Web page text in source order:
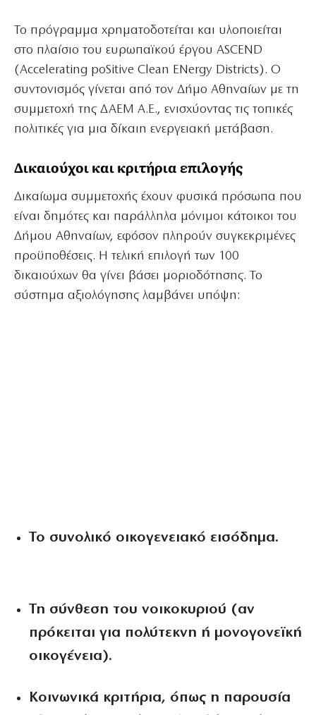
Το πρόγραμμα χρηματοδοτείται και υλοποιείται
στο πλαίσιο του ευρωπαϊκού έργου ASCEND
(Accelerating poSitive Clean ENergy Districts). Ο
συντονισμός γίνεται από τον Δήμο Αθηναίων με τη
συμμετοχή της ΔΑΕΜ Α.Ε., ενισχύοντας τις τοπικές
πολιτικές για μια δίκαιη ενεργειακή μετάβαση.
Δικαιούχοι και κριτήρια επιλογής
Δικαίωμα συμμετοχής έχουν φυσικά πρόσωπα που
είναι δημότες και παράλληλα μόνιμοι κάτοικοι του
Δήμου Αθηναίων, εφόσον πληρούν συγκεκριμένες
προϋποθέσεις. Η τελική επιλογή των 100
δικαιούχων θα γίνει βάσει μοριοδότησης. Το
σύστημα αξιολόγησης λαμβάνει υπόψη:
Το συνολικό οικογενειακό εισόδημα.
Τη σύνθεση του νοικοκυριού (αν
πρόκειται για πολύτεκνη ή μονογονεϊκή
οικογένεια).
Κοινωνικά κριτήρια, όπως η παρουσία